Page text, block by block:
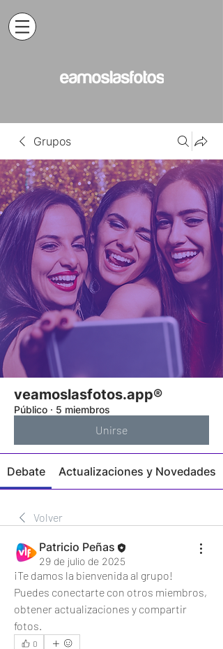
Grupos
veamoslasfotos.app®
Público · 5 miembros
Unirse
Debate Actualizaciones y Novedades
Volver
Patricio Peñas
29 de julio de 2025
¡Te damos la bienvenida al grupo!
Puedes conectarte con otros miembros,
obtener actualizaciones y compartir
fotos.
0